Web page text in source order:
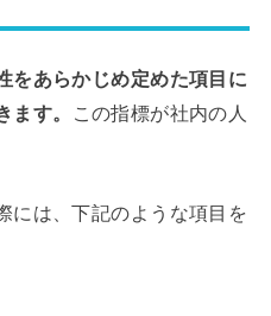
をあらかじめ定めた項目に
ます。
この指標が社内の人
には、下記のような項目を